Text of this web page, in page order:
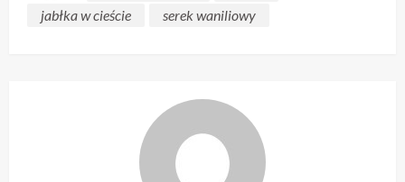
jabłka w cieście
serek waniliowy